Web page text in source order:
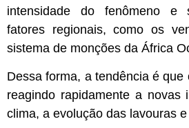
intensidade do fenômeno e
fatores regionais, como os
sistema de monções da África
Dessa forma, a tendência é que
reagindo rapidamente a novas
clima, a evolução das lavouras